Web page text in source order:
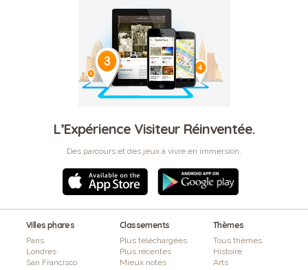
L’Expérience Visiteur Réinventée.
Des parcours et des jeux à vivre en immersion.
Villes phares
Paris
Londres
San Francisco
Classements
Plus téléchargées
Plus récentes
Mieux notés
Thèmes
Tous thèmes
Histoire
Arts